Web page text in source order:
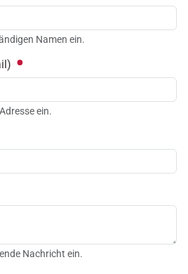
Namen ein.
ein.
Nachricht ein.